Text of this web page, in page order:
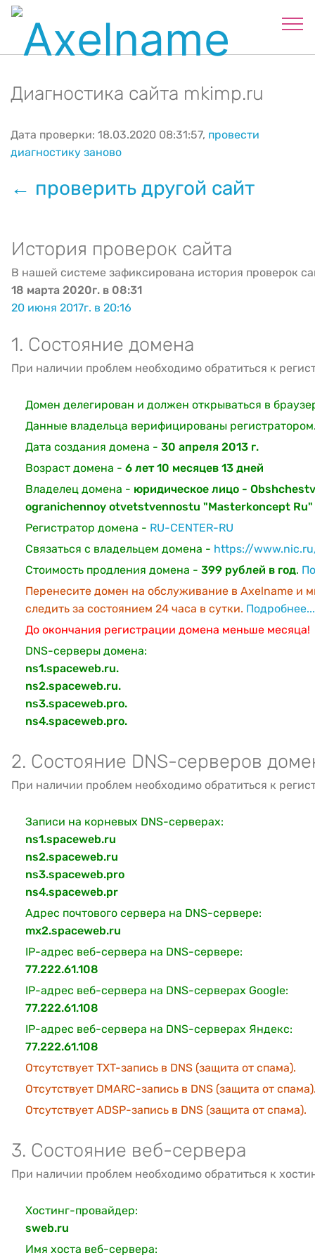
Диагностика сайта mkimp.ru
Дата проверки: 18.03.2020 08:31:57, провести
диагностику заново
← проверить другой сайт
История проверок сайта
В нашей системе зафиксирована история проверок
18 марта 2020г. в 08:31
20 июня 2017г. в 20:16
1. Состояние домена
При наличии проблем необходимо обратиться к
Домен делегирован и должен открываться в
Данные владельца верифицированы
Дата создания домена - 30 апреля 2013 г.
Возраст домена - 6 лет 10 месяцев 13 дней
Владелец домена - юридическое лицо -
ogranichennoy otvetstvennostu "Masterkoncept Ru"
Регистратор домена - RU-CENTER-RU
Связаться с владельцем домена - https://
Стоимость продления домена - 399 рублей в год.
Перенесите домен на обслуживание в Axelname и
следить за состоянием 24 часа в сутки. Подробнее...
До окончания регистрации домена меньше месяца!
DNS-серверы домена:
ns1.spaceweb.ru.
ns2.spaceweb.ru.
ns3.spaceweb.pro.
ns4.spaceweb.pro.
2. Состояние DNS-серверов
При наличии проблем необходимо обратиться к
Записи на корневых DNS-серверах:
ns1.spaceweb.ru
ns2.spaceweb.ru
ns3.spaceweb.pro
ns4.spaceweb.pr
Адрес почтового сервера на DNS-сервере:
mx2.spaceweb.ru
IP-адрес веб-сервера на DNS-сервере:
77.222.61.108
IP-адрес веб-сервера на DNS-серверах Google:
77.222.61.108
IP-адрес веб-сервера на DNS-серверах Яндекс:
77.222.61.108
Отсутствует TXT-запись в DNS (защита от спама).
Отсутствует DMARC-запись в DNS (защита от
Отсутствует ADSP-запись в DNS (защита от спама).
3. Состояние веб-сервера
При наличии проблем необходимо обратиться к
Хостинг-провайдер:
sweb.ru
Имя хоста веб-сервера: